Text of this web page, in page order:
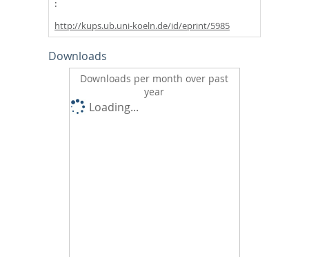
http://kups.ub.uni-koeln.de/id/eprint/5985
Downloads
Downloads per month over past
year
Loading...